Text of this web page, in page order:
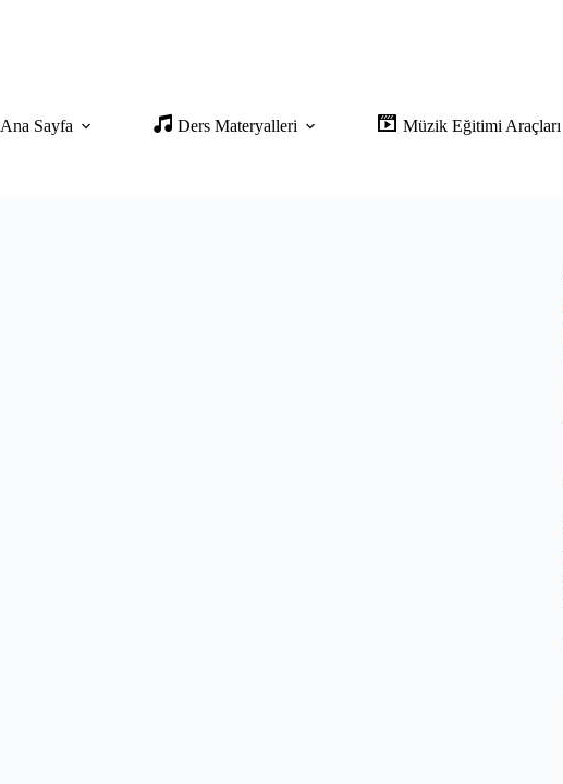
Ana Sayfa Ders Materyalleri Müzik Eğitimi Araçları